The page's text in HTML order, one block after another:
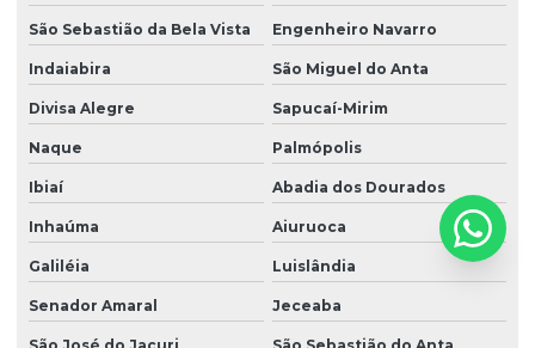
São Sebastião da Bela Vista Engenheiro Navarro
Indaiabira São Miguel do Anta
Divisa Alegre Sapucaí-Mirim
Naque Palmópolis
Ibiaí Abadia dos Dourados
Inhaúma Aiuruoca
Galiléia Luislândia
Senador Amaral Jeceaba